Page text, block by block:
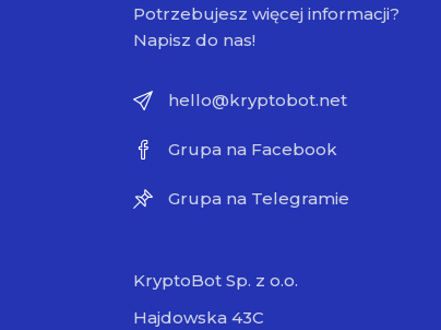
Potrzebujesz więcej informacji?
Napisz do nas!
hello@kryptobot.net
Grupa na Facebook
Grupa na Telegramie
KryptoBot Sp. z o.o.
Hajdowska 43C